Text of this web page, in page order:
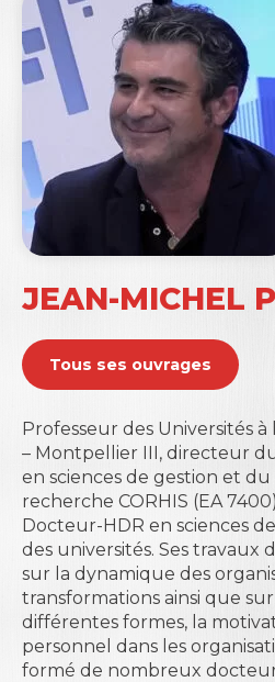
JEAN-MICHEL
Tous ses ouvrages
Professeur des Universités à
– Montpellier III, directeur
en sciences de gestion et
recherche CORHIS (EA
Docteur-HDR en sciences
des universités. Ses travaux
sur la dynamique des
transformations ainsi que
différentes formes, la
personnel dans les
formé de nombreux